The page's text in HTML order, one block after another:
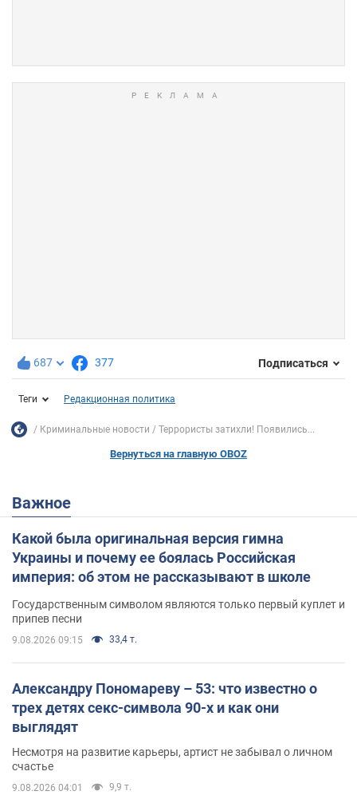
687 377 Подписаться
Теги Редакционная политика
Криминальные новости Террористы затихли! Появились...
Вернуться на главную OBOZ
Важное
Какой была оригинальная версия гимна
Украины и почему ее боялась Российская
империя: об этом не рассказывают в школе
Государственным символом являются только первый куплет и
припев песни
9.08.2026 09:15 33,4 т.
Александру Пономареву – 53: что известно о
трех детях секс-символа 90-х и как они
выглядят
Несмотря на развитие карьеры, артист не забывал о личном
счастье
9.08.2026 04:01 9,9 т.